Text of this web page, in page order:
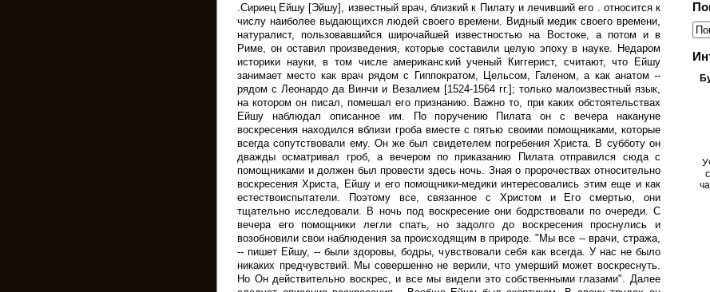
.Сириец Ейшу [Эйшу], известный врач, близкий к Пилату и лечивший его . относится к
числу наиболее выдающихся людей своего времени. Видный медик своего времени,
натуралист, пользовавшийся широчайшей известностью на Востоке, а потом и в
Риме, он оставил произведения, которые составили целую эпоху в науке. Недаром
историки науки, в том числе американский ученый Киггерист, считают, что Ейшу
занимает место как врач рядом с Гиппократом, Цельсом, Галеном, а как анатом --
рядом с Леонардо да Винчи и Везалием [1524-1564 гг.]; только малоизвестный язык,
на котором он писал, помешал его признанию. Важно то, при каких обстоятельствах
Ейшу наблюдал описанное им. По поручению Пилата он с вечера накануне
воскресения находился вблизи гроба вместе с пятью своими помощниками, которые
всегда сопутствовали ему. Он же был свидетелем погребения Христа. В субботу он
дважды осматривал гроб, а вечером по приказанию Пилата отправился сюда с
помощниками и должен был провести здесь ночь. Зная о пророчествах относительно
воскресения Христа, Ейшу и его помощники-медики интересовались этим еще и как
естествоиспытатели. Поэтому все, связанное с Христом и Его смертью, они
тщательно исследовали. В ночь под воскресение они бодрствовали по очереди. С
вечера его помощники легли спать, но задолго до воскресения проснулись и
возобновили свои наблюдения за происходящим в природе. "Мы все -- врачи, стража,
-- пишет Ейшу, -- были здоровы, бодры, чувствовали себя как всегда. У нас не было
никаких предчувствий. Мы совершенно не верили, что умерший может воскреснуть.
Но Он действительно воскрес, и все мы видели это собственными глазами". Далее